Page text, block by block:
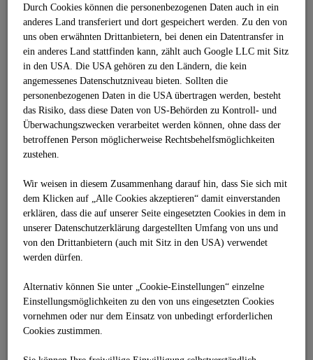
Erdbau
Erdbau
Sonderverfahren
Bahnbau
Brückenbau
Baustoffe
Kanalbau
Rohrleitungs- und Anlagenbau
Flugbetriebsflächen
Tankstellenbau
Gussasphalt
Sonderbau
Sport- und Freizeitanlagen
Teststrecken
Schutzeinrichtungen
Neubau und Sanierung
Öffentlich-Private-Partnerschaften - ÖPP
INNOVATIONEN
Überblick
Maschinen und Technik
LEAN.Construction
Forschungsprojekte
BIM 5D® im Verkehrswegebau
Kompetenzzentrum BIM Deutschland
Durch Cookies können die personenbezogenen Daten auch in ein
anderes Land transferiert und dort gespeichert werden. Zu den von
uns oben erwähnten Drittanbietern, bei denen ein Datentransfer in
ein anderes Land stattfinden kann, zählt auch Google LLC mit Sitz
in den USA. Die USA gehören zu den Ländern, die kein
angemessenes Datenschutzniveau bieten. Sollten die
personenbezogenen Daten in die USA übertragen werden, besteht
das Risiko, dass diese Daten von US-Behörden zu Kontroll- und
Überwachungszwecken verarbeitet werden können, ohne dass der
betroffenen Person möglicherweise Rechtsbehelfsmöglichkeiten
zustehen.
Wir weisen in diesem Zusammenhang darauf hin, dass Sie sich mit
dem Klicken auf „Alle Cookies akzeptieren“ damit ein­ver­standen
erklären, dass die auf unserer Seite eingesetzten Cookies in dem in
unserer Datenschutzerklärung dargestellten Umfang von uns und
von den Drittanbietern (auch mit Sitz in den USA) verwendet
werden dürfen.
Alternativ können Sie unter „Cookie-Einstellungen“ einzelne
Einstellungsmöglichkeiten zu den von uns eingesetzten Cookies
vornehmen oder nur dem Einsatz von unbedingt erforderlichen
Cookies zustimmen.